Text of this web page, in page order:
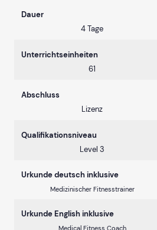
Dauer
4 Tage
Unterrichtseinheiten
61
Abschluss
Lizenz
Qualifikationsniveau
Level 3
Urkunde deutsch inklusive
Medizinischer Fitnesstrainer
Urkunde English inklusive